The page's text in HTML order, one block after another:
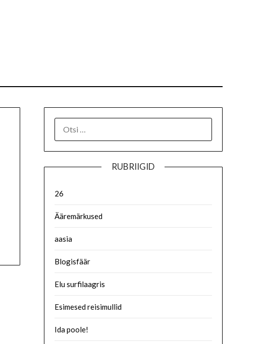
RUBRIIGID
26
Ääremärkused
aasia
Blogisfäär
Elu surfilaagris
Esimesed reisimullid
Ida poole!